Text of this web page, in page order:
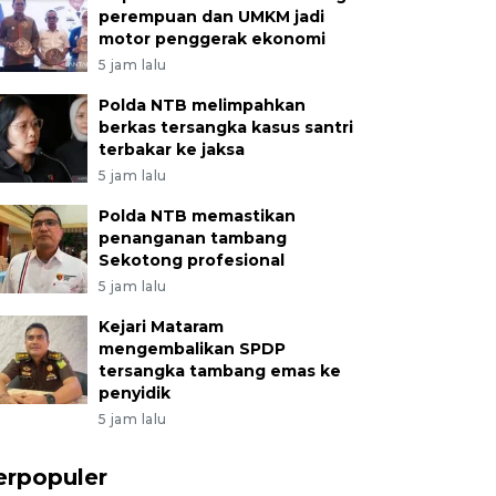
perempuan dan UMKM jadi
motor penggerak ekonomi
5 jam lalu
Polda NTB melimpahkan
berkas tersangka kasus santri
terbakar ke jaksa
5 jam lalu
Polda NTB memastikan
penanganan tambang
Sekotong profesional
5 jam lalu
Kejari Mataram
mengembalikan SPDP
tersangka tambang emas ke
penyidik
5 jam lalu